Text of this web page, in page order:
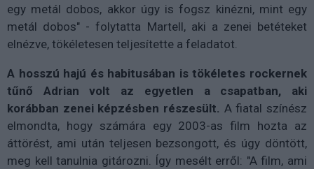
egy metál dobos, akkor úgy is fogsz kinézni, mint egy
metál dobos" - folytatta Martell, aki a zenei betéteket
elnézve, tökéletesen teljesítette a feladatot.
A hosszú hajú és habitusában is tökéletes rockernek
tűnő Adrian volt az egyetlen a csapatban, aki
korábban zenei képzésben részesült. A fiatal színész
elmondta, hogy számára egy 2003-as film hozta az
áttörést, ami után teljesen bezsongott, és úgy döntött,
meg kell tanulnia gitározni. Így mesélt erről: "A film, ami